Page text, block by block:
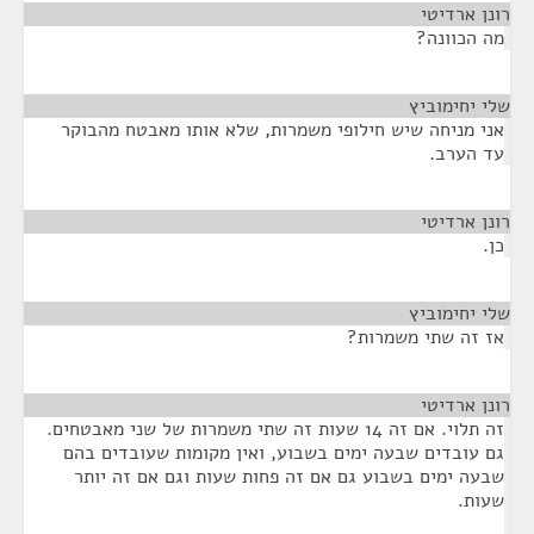
רונן ארדיטי
מה הכוונה?
שלי יחימוביץ
אני מניחה שיש חילופי משמרות, שלא אותו מאבטח מהבוקר
עד הערב.
רונן ארדיטי
כן.
שלי יחימוביץ
אז זה שתי משמרות?
רונן ארדיטי
זה תלוי. אם זה 14 שעות זה שתי משמרות של שני מאבטחים.
גם עובדים שבעה ימים בשבוע, ואין מקומות שעובדים בהם
שבעה ימים בשבוע גם אם זה פחות שעות וגם אם זה יותר
שעות.